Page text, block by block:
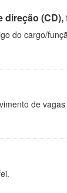
do cargo/
de